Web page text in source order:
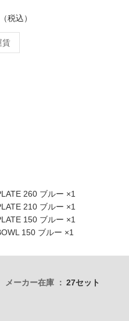
税込）
賃
260 ブルー ×1
210 ブルー ×1
150 ブルー ×1
150 ブルー ×1
メーカー在庫 27セット